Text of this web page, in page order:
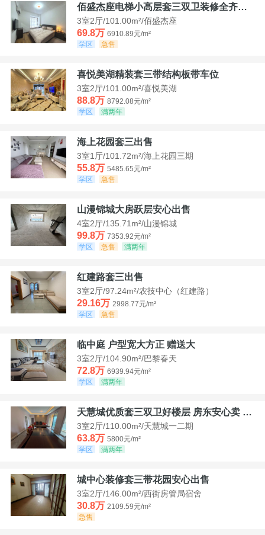
佰盛杰座电梯小高层套三双卫装修全齐诚意出售
3室2厅/101.00m²/佰盛杰座
69.8万 6910.89元/m²
学区
急售
喜悦美湖精装套三带结构板带车位
3室2厅/101.00m²/喜悦美湖
88.8万 8792.08元/m²
学区
满两年
海上花园套三出售
3室1厅/101.72m²/海上花园三期
55.8万 5485.65元/m²
学区
急售
山漫锦城大房跃层安心出售
4室2厅/135.71m²/山漫锦城
99.8万 7353.92元/m²
学区
急售 满两年
红建路套三出售
3室2厅/97.24m²/农技中心（红建路）
29.16万 2998.77元/m²
学区
急售
临中庭 户型宽大方正 赠送大
3室2厅/104.90m²/巴黎春天
72.8万 6939.94元/m²
学区
满两年
天慧城优质套三双卫好楼层 房东安心卖 价格好谈
3室2厅/110.00m²/天慧城一二期
63.8万 5800元/m²
学区
满两年
城中心装修套三带花园安心出售
3室2厅/146.00m²/西街房管局宿舍
30.8万 2109.59元/m²
急售